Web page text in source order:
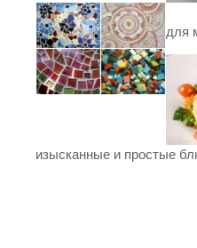
для
изысканные и простые